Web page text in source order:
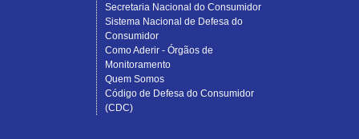
Secretaria Nacional do Consumidor
Sistema Nacional de Defesa do
Consumidor
Como Aderir - Órgãos de
Monitoramento
Quem Somos
Código de Defesa do Consumidor
(CDC)